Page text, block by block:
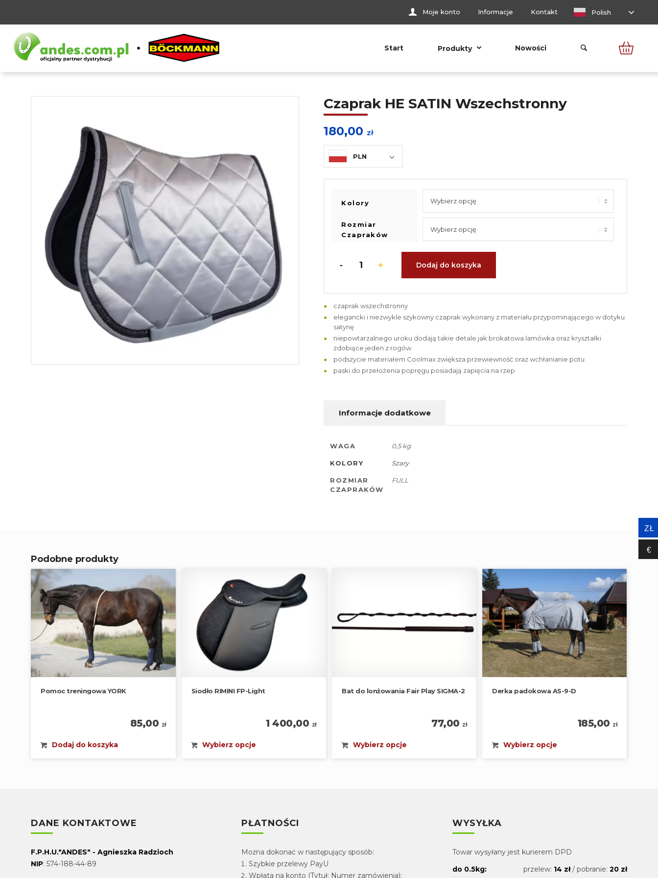
Moje konto Informacje Kontakt Polish
Start Produkty Nowości
Czaprak HE SATIN Wszechstronny
180,00 zł
PLN
Kolory
Rozmiar
Czapraków
Dodaj do koszyka
czaprak wszechstronny
elegancki i niezwykle szykowny czaprak wykonany z materiału przypominającego w dotyku
satynę
niepowtarzalnego uroku dodają takie detale jak brokatowa lamówka oraz kryształki
zdobiące jeden z rogów
podszycie materiałem Coolmax zwiększa przewiewność oraz wchłanianie potu
paski do przełożenia popręgu posiadają zapięcia na rzep
Informacje dodatkowe
WAGA 0,5 kg
KOLORY Szary
ROZMIAR
CZAPRAKÓW
FULL
Podobne produkty
Pomoc treningowa YORK
85,00 zł
Dodaj do koszyka
Siodło RIMINI FP-Light
1 400,00 zł
Wybierz opcje
Bat do lonżowania Fair Play SIGMA-2
77,00 zł
Wybierz opcje
Derka padokowa AS-9-D
185,00 zł
Wybierz opcje
DANE KONTAKTOWE
F.P.H.U."ANDES" - Agnieszka Radzioch
NIP: 574-188-44-89
PŁATNOŚCI
Można dokonać w następujący sposób:
Szybkie przelewy PayU
Wpłata na konto (Tytuł: Numer zamówienia):
WYSYŁKA
Towar wysyłany jest kurierem DPD
do 0.5kg:
przelew: 14 zł/ pobranie: 20 zł
ZŁ
€‎